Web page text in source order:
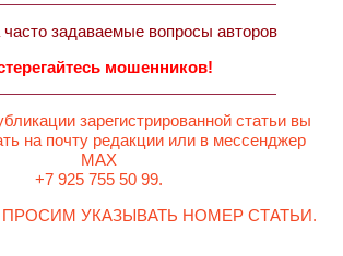
задаваемые вопросы авторов
мошенников!
зарегистрированной статьи вы
на почту редакции или в мессенджер
MAX
+7 925 755 50 99.
УКАЗЫВАТЬ НОМЕР СТАТЬИ.